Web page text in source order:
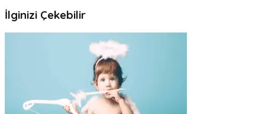
İlginizi Çekebilir